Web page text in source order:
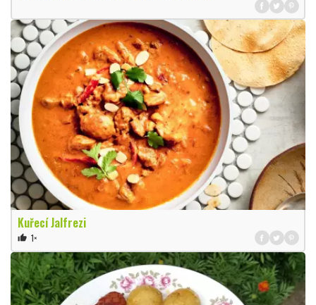
Kuřecí Jalfrezi
thumb_up 1×